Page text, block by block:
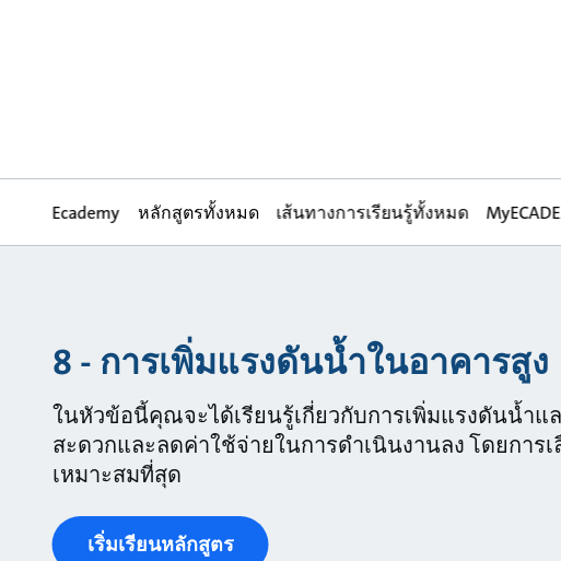
Ecademy หลักสูตรทั้งหมด เส้นทางการเรียนรู้ทั้งหมด
8 - การเพิ่มแรงดันน้ำในอาคารสูง
ในหัวข้อนี้คุณจะได้เรียนรู้เกี่ยวกับการเพิ่มแรงดันน้ำแ
สะดวกและลดค่าใช้จ่ายในการดำเนินงานลง โดยการ
เหมาะสมที่สุด
เริ่มเรียนหลักสูตร